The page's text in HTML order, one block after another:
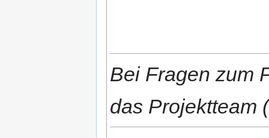
Bei Fragen zum
das Projektteam (